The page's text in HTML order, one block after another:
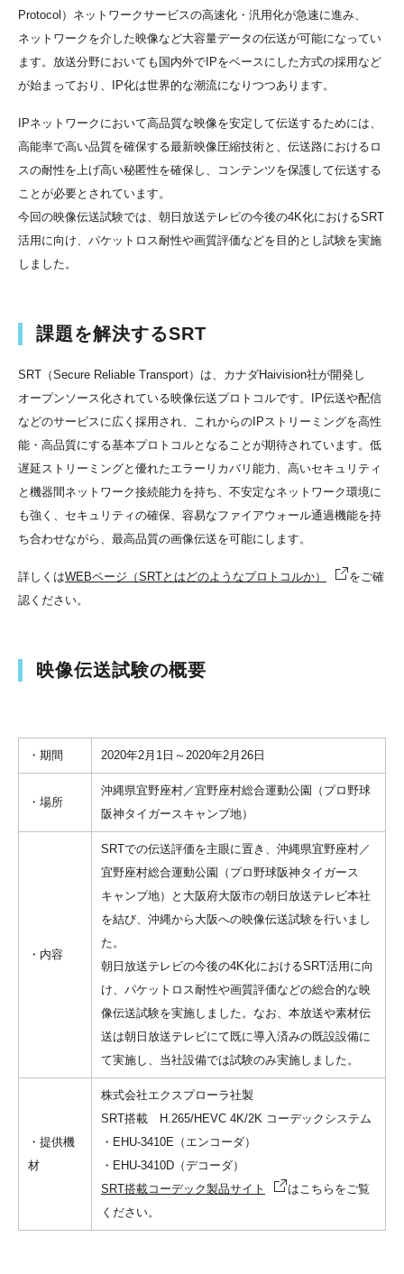
Protocol）ネットワークサービスの高速化・汎用化が急速に進み、
ネットワークを介した映像など大容量データの伝送が可能になってい
ます。放送分野においても国内外でIPをベースにした方式の採用など
が始まっており、IP化は世界的な潮流になりつつあります。
IPネットワークにおいて高品質な映像を安定して伝送するためには、
高能率で高い品質を確保する最新映像圧縮技術と、伝送路におけるロ
スの耐性を上げ高い秘匿性を確保し、コンテンツを保護して伝送する
ことが必要とされています。
今回の映像伝送試験では、朝日放送テレビの今後の4K化におけるSRT
活用に向け、パケットロス耐性や画質評価などを目的とし試験を実施
しました。
課題を解決するSRT
SRT（Secure Reliable Transport）は、カナダHaivision社が開発し
オープンソース化されている映像伝送プロトコルです。IP伝送や配信
などのサービスに広く採用され、これからのIPストリーミングを高性
能・高品質にする基本プロトコルとなることが期待されています。低
遅延ストリーミングと優れたエラーリカバリ能力、高いセキュリティ
と機器間ネットワーク接続能力を持ち、不安定なネットワーク環境に
も強く、セキュリティの確保、容易なファイアウォール通過機能を持
ち合わせながら、最⾼品質の画像伝送を可能にします。
詳しくはWEBページ（SRTとはどのようなプロトコルか）
をご確
認ください。
映像伝送試験の概要
・期間 2020年2月1日～2020年2月26日
・場所
沖縄県宜野座村／宜野座村総合運動公園（プロ野球
阪神タイガースキャンプ地）
・内容
SRTでの伝送評価を主眼に置き、沖縄県宜野座村／
宜野座村総合運動公園（プロ野球阪神タイガース
キャンプ地）と大阪府大阪市の朝日放送テレビ本社
を結び、沖縄から大阪への映像伝送試験を行いまし
た。
朝日放送テレビの今後の4K化におけるSRT活用に向
け、パケットロス耐性や画質評価などの総合的な映
像伝送試験を実施しました。なお、本放送や素材伝
送は朝日放送テレビにて既に導入済みの既設設備に
て実施し、当社設備では試験のみ実施しました。
・提供機
材
株式会社エクスプローラ社製
SRT搭載 H.265/HEVC 4K/2K コーデックシステム
・EHU-3410E（エンコーダ）
・EHU-3410D（デコーダ）
SRT搭載コーデック製品サイト
はこちらをご覧
ください。